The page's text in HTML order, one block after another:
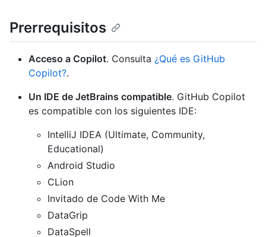
Prerrequisitos
Acceso a Copilot. Consulta ¿Qué es GitHub
Copilot?.
Un IDE de JetBrains compatible. GitHub Copilot
es compatible con los siguientes IDE:
IntelliJ IDEA (Ultimate, Community,
Educational)
Android Studio
CLion
Invitado de Code With Me
DataGrip
DataSpell